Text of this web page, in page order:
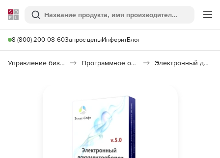
Softline
Поиск
8 (800) 200-08-60Запрос ценыИнферитБлог
Управление бизнесом, CRM/ERP Программное обеспечение для ведения дел Электронный документооборот ЭТЛАС